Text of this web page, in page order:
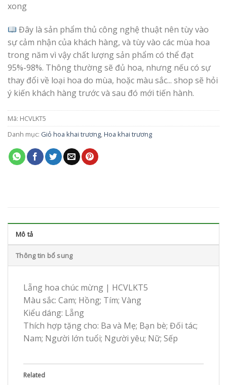
xong
Đây là sản phẩm thủ công nghệ thuật nên tùy vào
sự cảm nhận của khách hàng, và tùy vào các mùa hoa
trong năm vì vậy chất lượng sản phẩm có thể đạt
95%-98%. Thông thường sẽ đủ hoa, nhưng nếu có sự
thay đổi về loại hoa do mùa, hoặc màu sắc... shop sẽ hỏi
ý kiến khách hàng trước và sau đó mới tiến hành.
Mã: HCVLKT5
Danh mục: Giỏ hoa khai trương,Hoa khai trương
Mô tả
Thông tin bổ sung
Lẵng hoa chúc mừng | HCVLKT5
Màu sắc: Cam; Hồng; Tím; Vàng
Kiểu dáng: Lẵng
Thích hợp tặng cho: Ba và Mẹ; Bạn bè; Đối tác;
Nam; Người lớn tuổi; Người yêu; Nữ; Sếp
Related